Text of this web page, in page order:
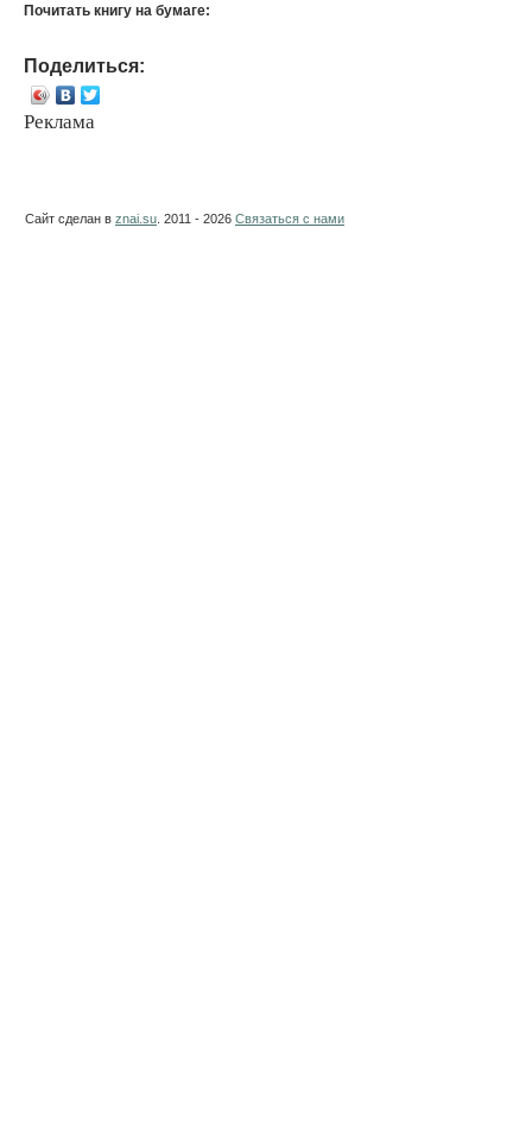
Почитать книгу на бумаге:
Поделиться:
Реклама
Сайт сделан в znai.su . 2011 - 2026 Связаться с нами